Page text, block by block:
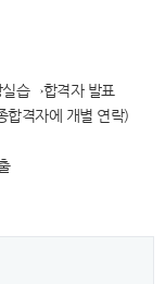
습→합격자 발표
합격자에 개별 연락)